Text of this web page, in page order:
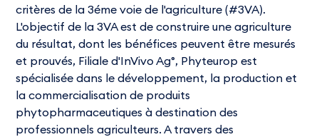
critères de la 3éme voie de l'agriculture (#3VA).
L'objectif de la 3VA est de construire une agriculture
du résultat, dont les bénéfices peuvent être mesurés
et prouvés, Filiale d'InVivo Ag°, Phyteurop est
spécialisée dans le développement, la production et
la commercialisation de produits
phytopharmaceutiques à destination des
professionnels agriculteurs. A travers des